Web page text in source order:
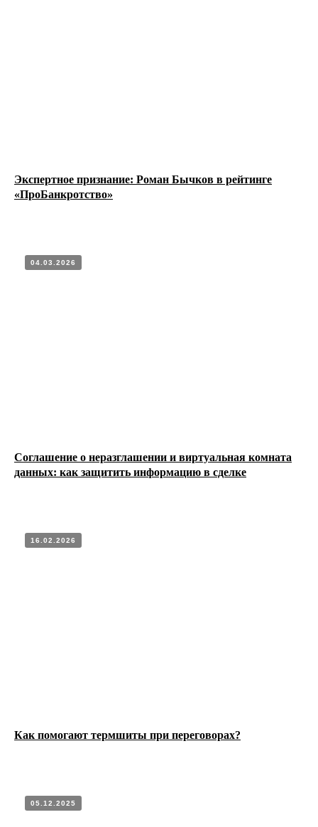
Экспертное признание: Роман Бычков в рейтинге
«ПроБанкротство»
04.03.2026
Соглашение о неразглашении и виртуальная комната
данных: как защитить информацию в сделке
16.02.2026
Как помогают термшиты при переговорах?
05.12.2025